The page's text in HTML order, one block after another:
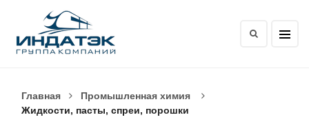
Главная
Промышленная химия
Жидкости, пасты, спреи, порошки